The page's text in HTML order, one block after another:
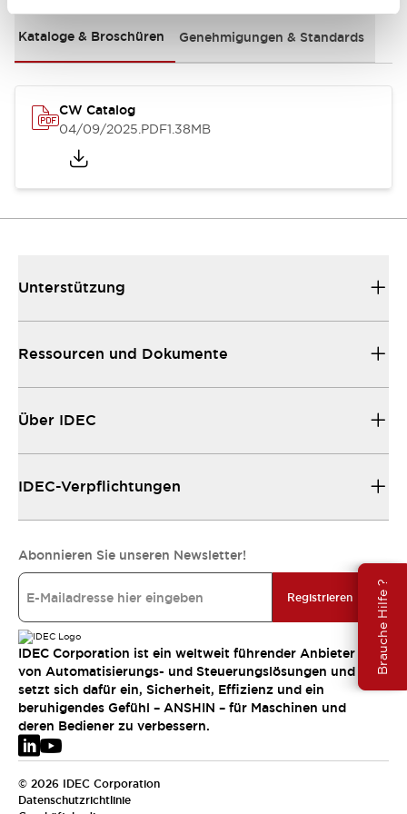
Brauche Hilfe ?
Kataloge & Broschüren Genehmigungen & Standards
CW Catalog
04/09/2025.PDF1.38MB
Unterstützung
Ressourcen und Dokumente
Über IDEC
IDEC-Verpflichtungen
Abonnieren Sie unseren Newsletter!
Registrieren
IDEC Corporation ist ein weltweit führender Anbieter
von Automatisierungs- und Steuerungslösungen und
setzt sich dafür ein, Sicherheit, Effizienz und ein
beruhigendes Gefühl – ANSHIN – für Maschinen und
deren Bediener zu verbessern.
© 2026 IDEC Corporation
Datenschutzrichtlinie